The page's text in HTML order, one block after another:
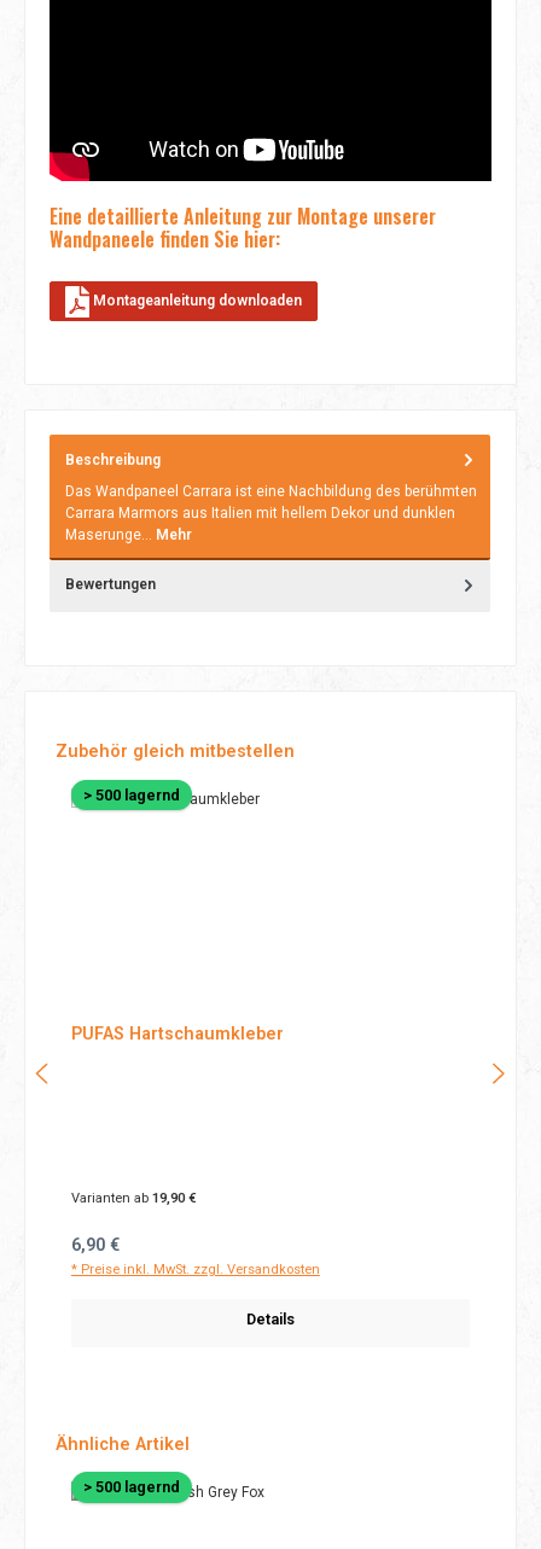
Eine detaillierte Anleitung zur Montage unserer
Wandpaneele finden Sie hier:
Montageanleitung downloaden
Beschreibung
Das Wandpaneel Carrara ist eine Nachbildung des berühmten
Carrara Marmors aus Italien mit hellem Dekor und dunklen
Maserunge… Mehr
Bewertungen
Produktgalerie überspringen
Zubehör gleich mitbestellen
> 500 lagernd
PUFAS Hartschaumkleber
Varianten ab19,90 €
Regulärer Preis:
6,90 €
* Preise inkl. MwSt. zzgl. Versandkosten
Details
Produktgalerie überspringen
Ähnliche Artikel
> 500 lagernd